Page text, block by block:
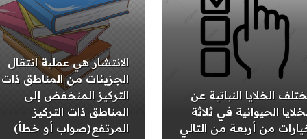
الخلايا النباتية عن
الحيوانية في ثلاثة
من أربعة من التالي
الانتشار هي عملية انتقال
الجزيئات من المناطق ذات
التركيز المنخفض إلى
المناطق ذات التركيز
المرتفع(صواب أو خطأ)